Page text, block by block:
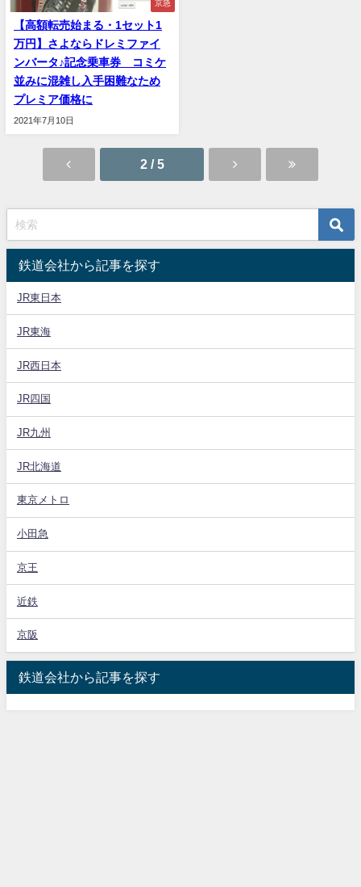
京急
【高額転売始まる・1セット1
万円】さよならドレミファイ
ンバータ♪記念乗車券 コミケ
並みに混雑し入手困難なため
プレミア価格に
2021年7月10日
2 / 5
鉄道会社から記事を探す
JR東日本
JR東海
JR西日本
JR四国
JR九州
JR北海道
東京メトロ
小田急
京王
近鉄
京阪
鉄道会社から記事を探す